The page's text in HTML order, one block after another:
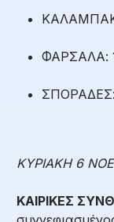
ΦΑΡΣΑΛΑ:
ΣΠΟΡΑΔΕΣ:
ΚΥΡΙΑΚΗ 6
ΚΑΙΡΙΚΕΣ